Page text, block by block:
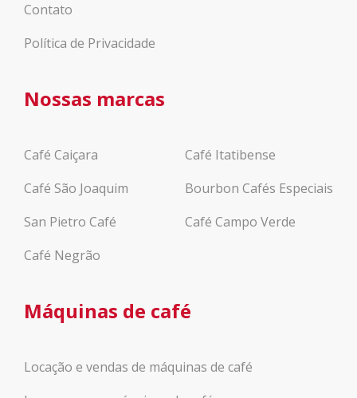
Contato
Política de Privacidade
Nossas marcas
Café Caiçara
Café São Joaquim
San Pietro Café
Café Negrão
Café Itatibense
Bourbon Cafés Especiais
Café Campo Verde
Máquinas de café
Locação e vendas de máquinas de café